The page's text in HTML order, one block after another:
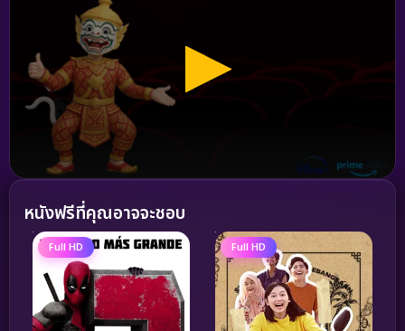
หนังฟรีที่คุณอาจจะชอบ
Full HD Full HD